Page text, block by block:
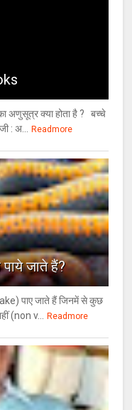
अणुसूत्र क्या होता है ? बच्चे
: अ...
Readmore
जाते हैं?
पाए जाते हैं जिनमें से कुछ
(non v...
Readmore